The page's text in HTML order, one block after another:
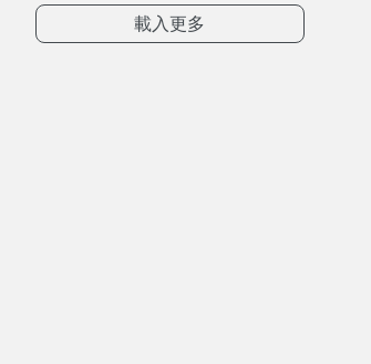
載入更多